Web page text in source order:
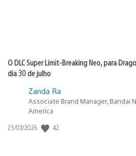
O DLC Super Limit-Breaking Neo, para
dia 30 de julho
Zanda Ra
Associate Brand Manager, Bandai
America
Data
23/07/2026 42